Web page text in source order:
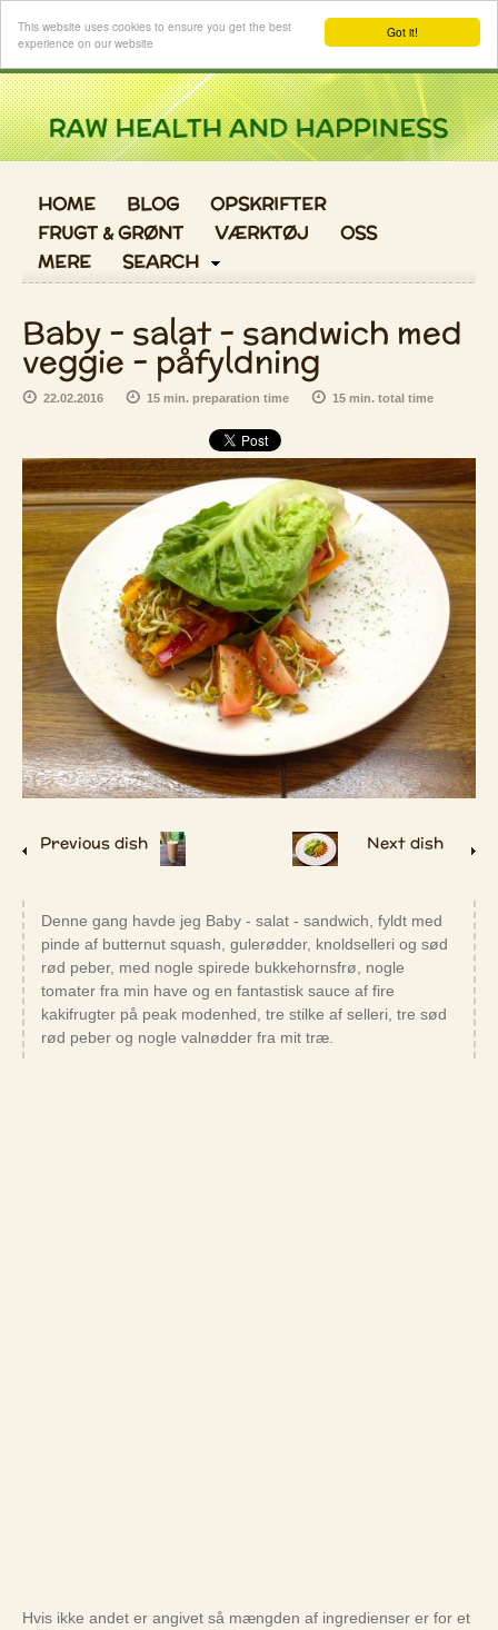
Got it!
This website uses cookies to ensure you get the best
experience on our website
Log ind
HOME BLOG
OPSKRIFTER
FRUGT & GRØNT
VÆRKTØJ
OSS
MERE
SEARCH
Baby - salat - sandwich med
veggie - påfyldning
22.02.2016 15 min. preparation time 15 min. total time
Previous dish Next dish
Denne gang havde jeg Baby - salat - sandwich, fyldt med
pinde af butternut squash, gulerødder, knoldselleri og sød
rød peber, med nogle spirede bukkehornsfrø, nogle
tomater fra min have og en fantastisk sauce af fire
kakifrugter på peak modenhed, tre stilke af selleri, tre sød
rød peber og nogle valnødder fra mit træ.
Hvis ikke andet er angivet så mængden af ingredienser er for et